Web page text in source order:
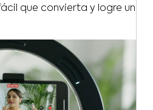
que convierta y logre un